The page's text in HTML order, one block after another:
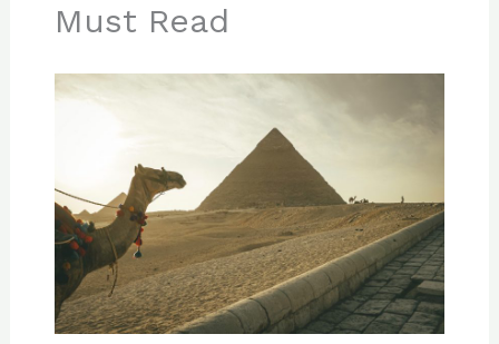
Must Read